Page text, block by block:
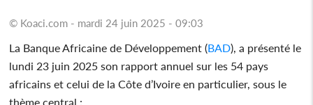
© Koaci.com - mardi 24 juin 2025 - 09:03
La Banque Africaine de Développement (BAD), a présenté le
lundi 23 juin 2025 son rapport annuel sur les 54 pays
africains et celui de la Côte d’Ivoire en particulier, sous le
thème central :